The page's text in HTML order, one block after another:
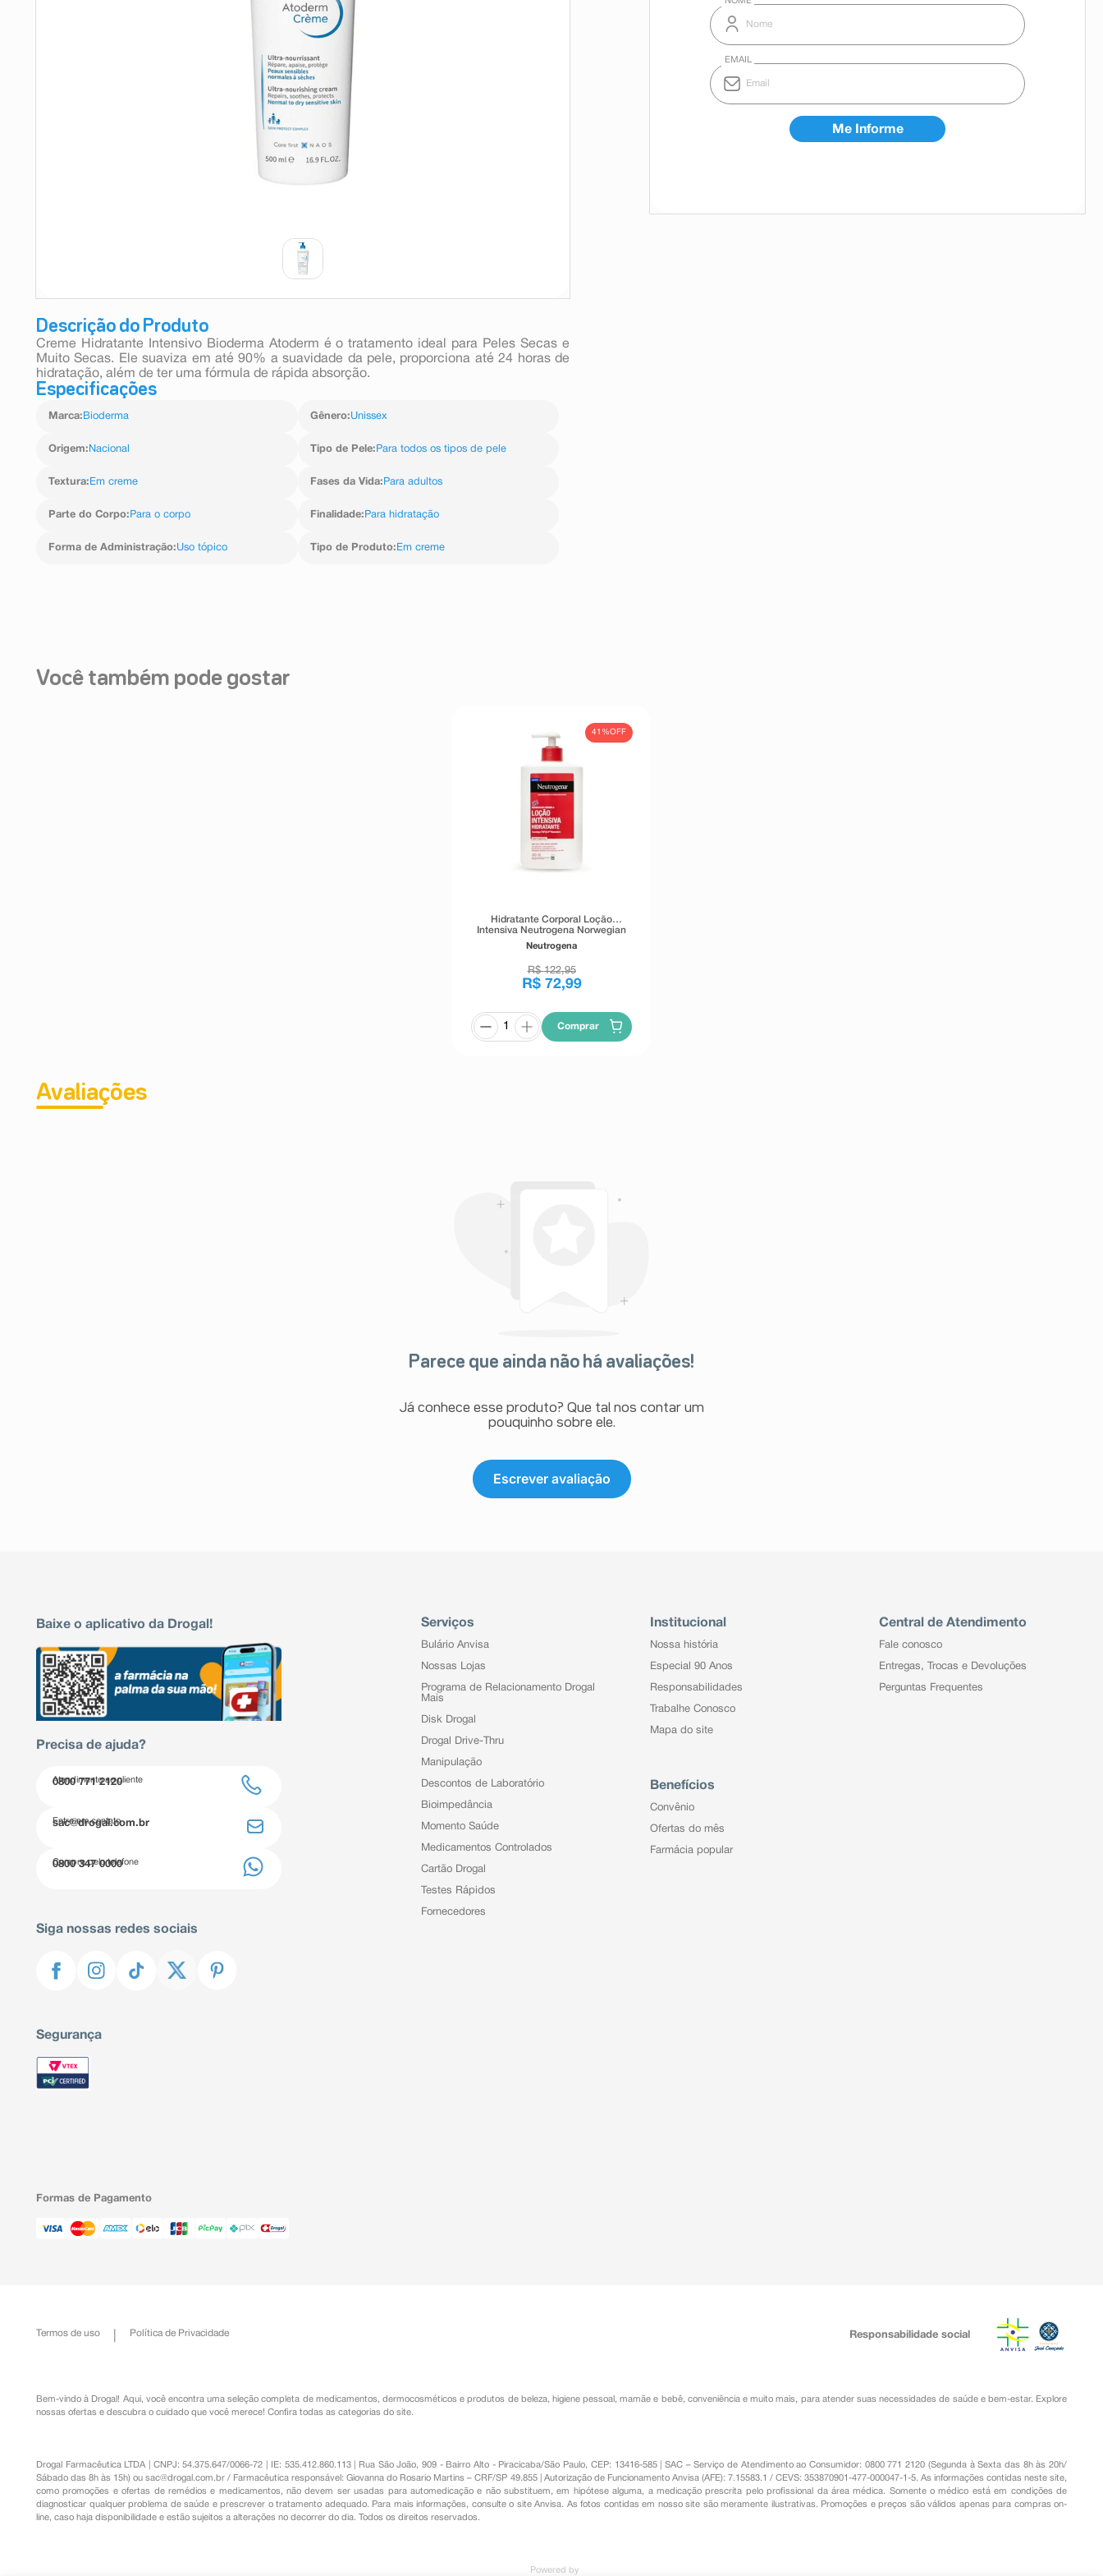
Descrição do Produto
Creme Hidratante Intensivo Bioderma Atoderm é o tratamento ideal para Peles Secas e
Muito Secas. Ele suaviza em até 90% a suavidade da pele, proporciona até 24 horas de
hidratação, além de ter uma fórmula de rápida absorção.
Especificações
Marca: Bioderma Gênero:Unissex
Origem: Nacional Tipo de Pele: Para todos os tipos de pele
Textura: Em creme Fases da Vida: Para adultos
Parte do Corpo: Para o corpo Finalidade: Para hidratação
Forma de Administração:Uso tópico Tipo de Produto: Em creme
Você também pode gostar
41%OFF
Hidratante Corporal Loção
Intensiva Neutrogena Norwegian
Sem Fragrância 400ml
Neutrogena
R$ 122,95
R$ 72,99
Comprar
Avaliações
Parece que ainda não há avaliações!
Já conhece esse produto? Que tal nos contar um
pouquinho sobre ele.
Escrever avaliação
Baixe o aplicativo da Drogal!
Precisa de ajuda?
Atendimento ao cliente
0800 771 2120
Entre em contato
sac@drogal.com.br
Compre pelo telefone
0800 347 0000
Siga nossas redes sociais
Segurança
Serviços
Bulário Anvisa
Nossas Lojas
Programa de Relacionamento Drogal
Mais
Disk Drogal
Drogal Drive-Thru
Manipulação
Descontos de Laboratório
Bioimpedância
Momento Saúde
Medicamentos Controlados
Cartão Drogal
Testes Rápidos
Fornecedores
Institucional
Nossa história
Especial 90 Anos
Responsabilidades
Trabalhe Conosco
Mapa do site
Benefícios
Convênio
Ofertas do mês
Farmácia popular
Central de Atendimento
Fale conosco
Entregas, Trocas e Devoluções
Perguntas Frequentes
Formas de Pagamento
Termos de uso Política de Privacidade Responsabilidade social
Bem-vindo à Drogal! Aqui, você encontra uma seleção completa de medicamentos ,dermocosméticos e produtos de beleza, higiene pessoal ,mamãe e bebê, conveniênciae muito mais, para atender suas necessidades de saúde e bem-estar. Explore
nossas ofertas e descubra o cuidado que você merece! Confira todas as categorias do site.
Drogal Farmacêutica LTDA | CNPJ: 54.375.647/0066-72 | IE: 535.412.860.113 | Rua São João, 909 - Bairro Alto - Piracicaba/São Paulo, CEP: 13416-585 | SAC – Serviço de Atendimento ao Consumidor: 0800 771 2120 (Segunda à Sexta das 8h às 20h/
Sábado das 8h às 15h) ousac@drogal.com.br / Farmacêutica responsável: Giovanna do Rosario Martins – CRF/SP 49.855 | Autorização de Funcionamento Anvisa (AFE): 7.15583.1 / CEVS: 353870901-477-000047-1-5. As informações contidas neste site,
como promoções e ofertas de remédios e medicamentos, não devem ser usadas para automedicação e não substituem, em hipótese alguma, a medicação prescrita pelo profissional da área médica. Somente o médico está em condições de
diagnosticar qualquer problema de saúde e prescrever o tratamento adequado. Para mais informações, consulte o site Anvisa. As fotos contidas em nosso site são meramente ilustrativas. Promoções e preços são válidos apenas para compras on-
line, caso haja disponibilidade e estão sujeitos a alterações no decorrer do dia. Todos os direitos reservados.
Powered by
teste gravidez